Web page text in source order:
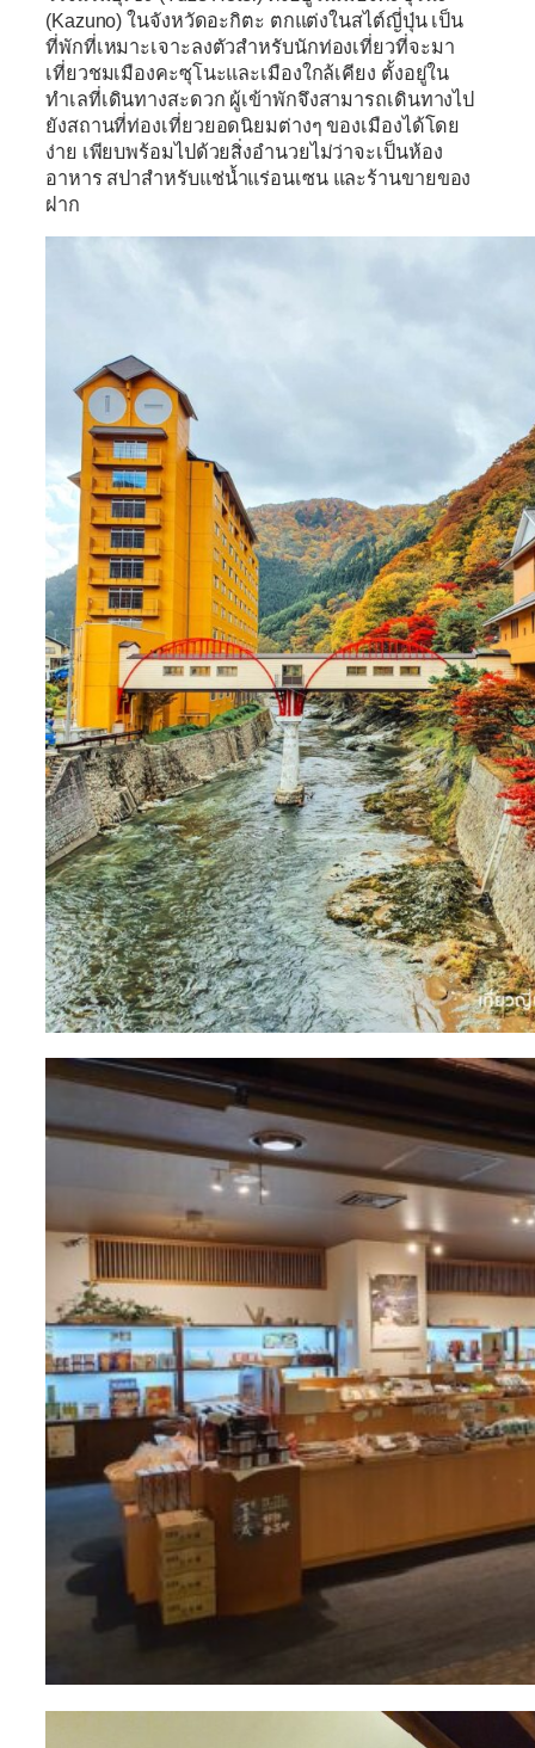
(Kazuno) ในจังหวัดอะกิตะ ตกแต่งในสไต์ญี่ปุ่น เป็น
ที่พักที่เหมาะเจาะลงตัวสำหรับนักท่องเที่ยวที่จะมา
เที่ยวชมเมืองคะซุโนะและเมืองใกล้เคียง ตั้งอยู่ใน
ทำเลที่เดินทางสะดวก ผู้เข้าพักจึงสามารถเดินทางไป
ยังสถานที่ท่องเที่ยวยอดนิยมต่างๆ ของเมืองได้โดย
ง่าย เพียบพร้อมไปด้วยสิ่งอำนวยไม่ว่าจะเป็นห้อง
อาหาร สปาสำหรับแช่น้ำแร่อนเซน และร้านขายของ
ฝาก